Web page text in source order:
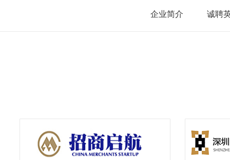
企业简介 诚聘